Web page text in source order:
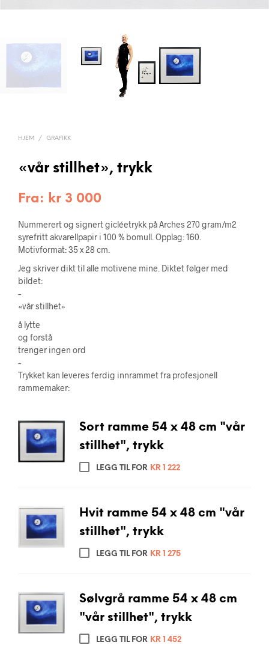
HJEM / GRAFIKK
«vår stillhet», trykk
Fra: kr 3 000
Nummerert og signert gicléetrykk på Arches 270 gram/m2
syrefritt akvarellpapir i 100 % bomull. Opplag: 160.
Motivformat: 35 x 28 cm.
Jeg skriver dikt til alle motivene mine. Diktet følger med
bildet:
–
«vår stillhet»
å lytte
og forstå
trenger ingen ord
–
Trykket kan leveres ferdig innrammet fra profesjonell
rammemaker:
Sort ramme 54 x 48 cm "vår
stillhet", trykk
LEGG TIL FOR KR1 222
Hvit ramme 54 x 48 cm "vår
stillhet", trykk
LEGG TIL FOR KR1 275
Sølvgrå ramme 54 x 48 cm
"vår stillhet", trykk
LEGG TIL FOR KR 1 452